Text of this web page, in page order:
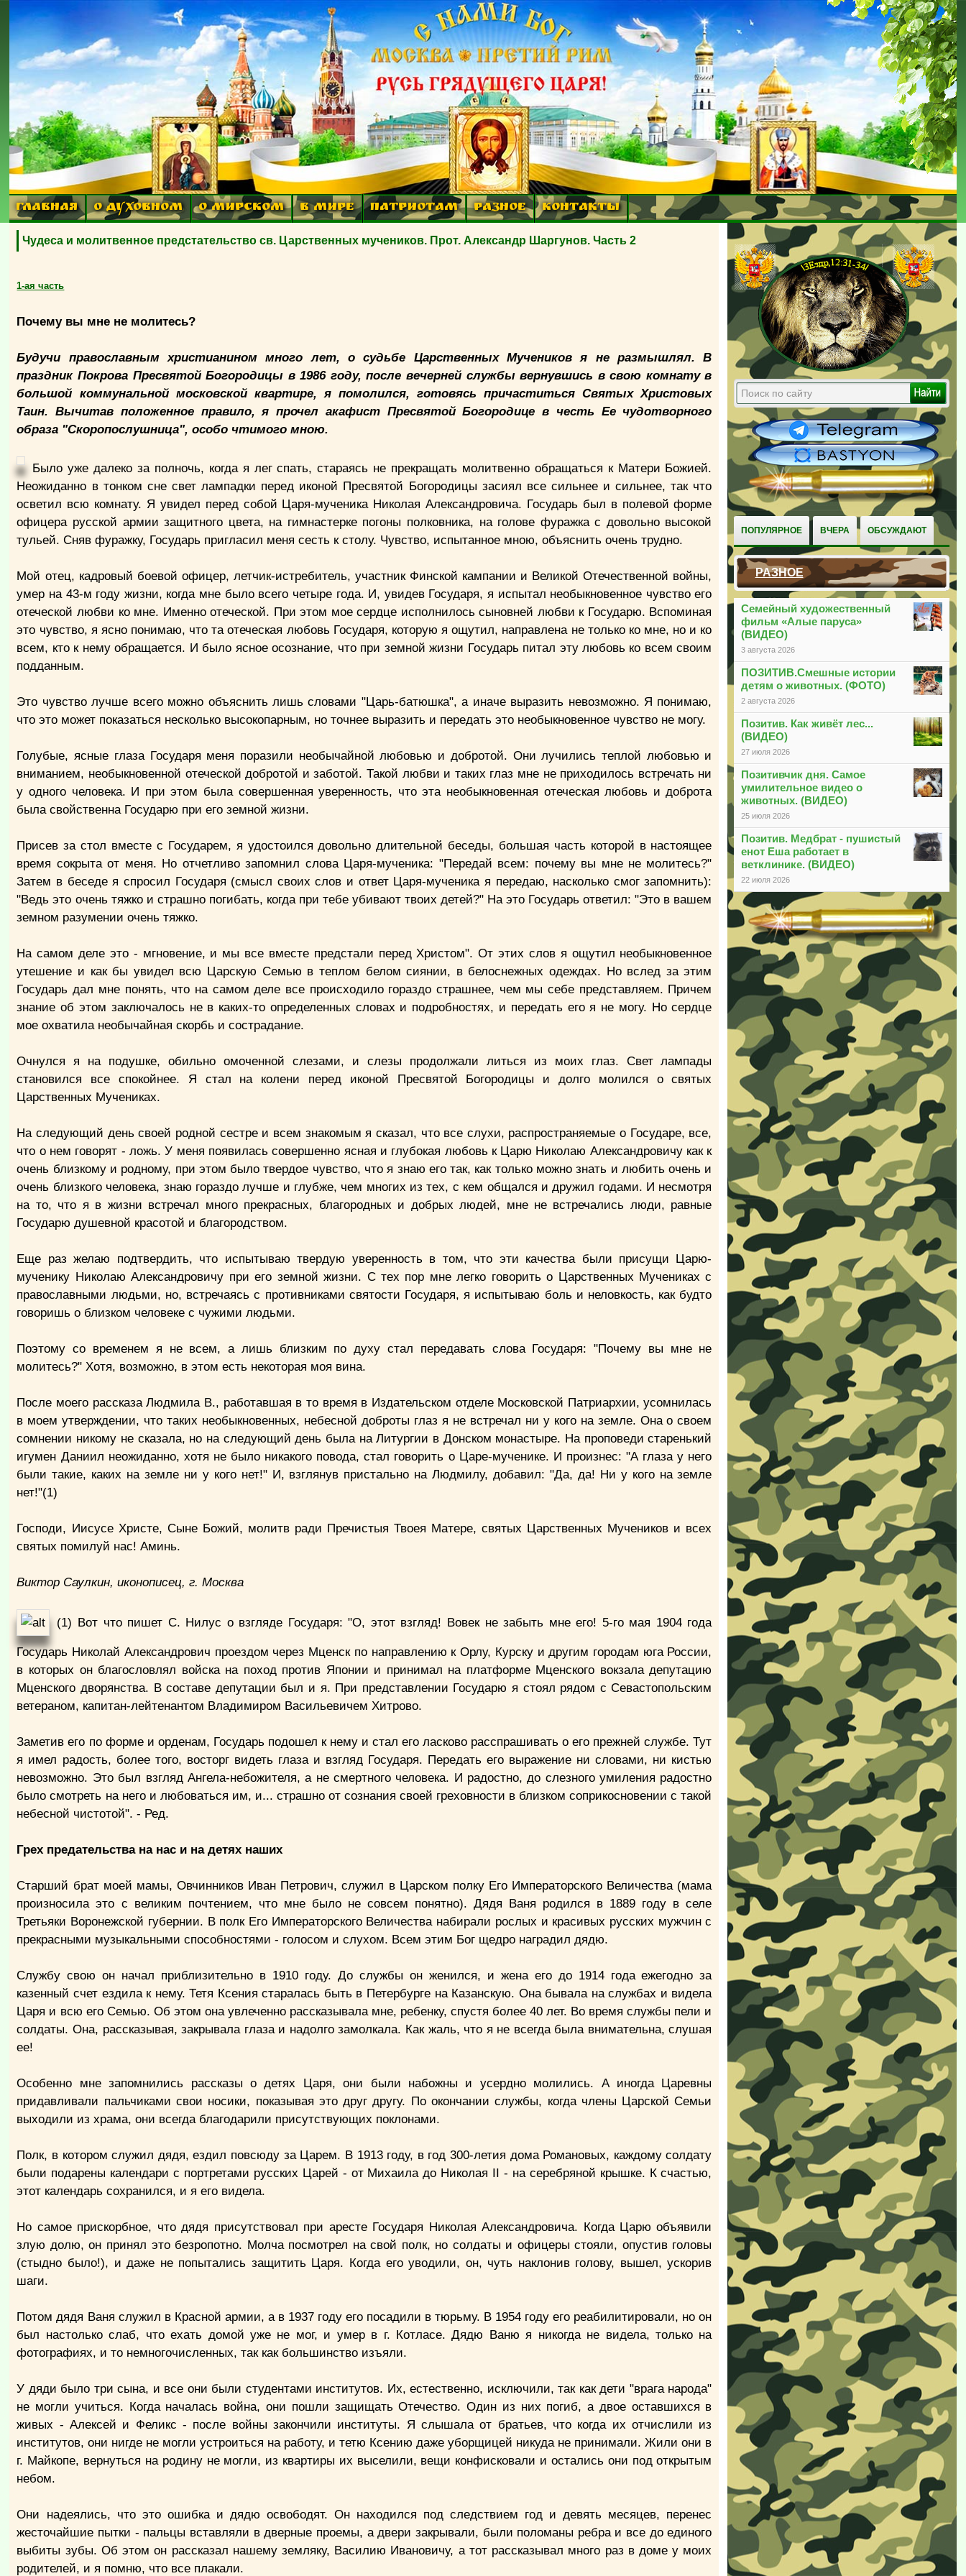
ГЛАВНАЯ О ДУХОВНОМ О МИРСКОМ В МИРЕ ПАТРИОТАМ РАЗНОЕ КОНТАКТЫ
ПОПУЛЯРНОЕ ВЧЕРА ОБСУЖДАЮТ
РАЗНОЕ
Семейный художественный
фильм «Алые паруса»
(ВИДЕО)
3 августа 2026
ПОЗИТИВ.Смешные истории
детям о животных. (ФОТО)
2 августа 2026
Позитив. Как живёт лес...
(ВИДЕО)
27 июля 2026
Позитивчик дня. Самое
умилительное видео о
животных. (ВИДЕО)
25 июля 2026
Позитив. Медбрат - пушистый
енот Еша работает в
ветклинике. (ВИДЕО)
22 июля 2026
Чудеса и молитвенное предстательство св. Царственных мучеников. Прот. Александр Шаргунов. Часть 2
1-ая часть
Почему вы мне не молитесь?
Будучи православным христианином много лет, о судьбе Царственных Мучеников я не размышлял. В
праздник Покрова Пресвятой Богородицы в 1986 году, после вечерней службы вернувшись в свою комнату в
большой коммунальной московской квартире, я помолился, готовясь причаститься Святых Христовых
Таин. Вычитав положенное правило, я прочел акафист Пресвятой Богородице в честь Ее чудотворного
образа "Скоропослушница", особо чтимого мною.
Было уже далеко за полночь, когда я лег спать, стараясь не прекращать молитвенно обращаться к Матери Божией.
Неожиданно в тонком сне свет лампадки перед иконой Пресвятой Богородицы засиял все сильнее и сильнее, так что
осветил всю комнату. Я увидел перед собой Царя-мученика Николая Александровича. Государь был в полевой форме
офицера русской армии защитного цвета, на гимнастерке погоны полковника, на голове фуражка с довольно высокой
тульей. Сняв фуражку, Государь пригласил меня сесть к столу. Чувство, испытанное мною, объяснить очень трудно.
Мой отец, кадровый боевой офицер, летчик-истребитель, участник Финской кампании и Великой Отечественной войны,
умер на 43-м году жизни, когда мне было всего четыре года. И, увидев Государя, я испытал необыкновенное чувство его
отеческой любви ко мне. Именно отеческой. При этом мое сердце исполнилось сыновней любви к Государю. Вспоминая
это чувство, я ясно понимаю, что та отеческая любовь Государя, которую я ощутил, направлена не только ко мне, но и ко
всем, кто к нему обращается. И было ясное осознание, что при земной жизни Государь питал эту любовь ко всем своим
подданным.
Это чувство лучше всего можно объяснить лишь словами "Царь-батюшка", а иначе выразить невозможно. Я понимаю,
что это может показаться несколько высокопарным, но точнее выразить и передать это необыкновенное чувство не могу.
Голубые, ясные глаза Государя меня поразили необычайной любовью и добротой. Они лучились теплой любовью и
вниманием, необыкновенной отеческой добротой и заботой. Такой любви и таких глаз мне не приходилось встречать ни
у одного человека. И при этом была совершенная уверенность, что эта необыкновенная отеческая любовь и доброта
была свойственна Государю при его земной жизни.
Присев за стол вместе с Государем, я удостоился довольно длительной беседы, большая часть которой в настоящее
время сокрыта от меня. Но отчетливо запомнил слова Царя-мученика: "Передай всем: почему вы мне не молитесь?"
Затем в беседе я спросил Государя (смысл своих слов и ответ Царя-мученика я передаю, насколько смог запомнить):
"Ведь это очень тяжко и страшно погибать, когда при тебе убивают твоих детей?" На это Государь ответил: "Это в вашем
земном разумении очень тяжко.
На самом деле это - мгновение, и мы все вместе предстали перед Христом". От этих слов я ощутил необыкновенное
утешение и как бы увидел всю Царскую Семью в теплом белом сиянии, в белоснежных одеждах. Но вслед за этим
Государь дал мне понять, что на самом деле все происходило гораздо страшнее, чем мы себе представляем. Причем
знание об этом заключалось не в каких-то определенных словах и подробностях, и передать его я не могу. Но сердце
мое охватила необычайная скорбь и сострадание.
Очнулся я на подушке, обильно омоченной слезами, и слезы продолжали литься из моих глаз. Свет лампады
становился все спокойнее. Я стал на колени перед иконой Пресвятой Богородицы и долго молился о святых
Царственных Мучениках.
На следующий день своей родной сестре и всем знакомым я сказал, что все слухи, распространяемые о Государе, все,
что о нем говорят - ложь. У меня появилась совершенно ясная и глубокая любовь к Царю Николаю Александровичу как к
очень близкому и родному, при этом было твердое чувство, что я знаю его так, как только можно знать и любить очень и
очень близкого человека, знаю гораздо лучше и глубже, чем многих из тех, с кем общался и дружил годами. И несмотря
на то, что я в жизни встречал много прекрасных, благородных и добрых людей, мне не встречались люди, равные
Государю душевной красотой и благородством.
Еще раз желаю подтвердить, что испытываю твердую уверенность в том, что эти качества были присущи Царю-
мученику Николаю Александровичу при его земной жизни. С тех пор мне легко говорить о Царственных Мучениках с
православными людьми, но, встречаясь с противниками святости Государя, я испытываю боль и неловкость, как будто
говоришь о близком человеке с чужими людьми.
Поэтому со временем я не всем, а лишь близким по духу стал передавать слова Государя: "Почему вы мне не
молитесь?" Хотя, возможно, в этом есть некоторая моя вина.
После моего рассказа Людмила В., работавшая в то время в Издательском отделе Московской Патриархии, усомнилась
в моем утверждении, что таких необыкновенных, небесной доброты глаз я не встречал ни у кого на земле. Она о своем
сомнении никому не сказала, но на следующий день была на Литургии в Донском монастыре. На проповеди старенький
игумен Даниил неожиданно, хотя не было никакого повода, стал говорить о Царе-мученике. И произнес: "А глаза у него
были такие, каких на земле ни у кого нет!" И, взглянув пристально на Людмилу, добавил: "Да, да! Ни у кого на земле
нет!"(1)
Господи, Иисусе Христе, Сыне Божий, молитв ради Пречистыя Твоея Матере, святых Царственных Мучеников и всех
святых помилуй нас! Аминь.
Виктор Саулкин, иконописец, г. Москва
(1) Вот что пишет С. Нилус о взгляде Государя: "О, этот взгляд! Вовек не забыть мне его! 5-го мая 1904 года
Государь Николай Александрович проездом через Мценск по направлению к Орлу, Курску и другим городам юга России,
в которых он благословлял войска на поход против Японии и принимал на платформе Мценского вокзала депутацию
Мценского дворянства. В составе депутации был и я. При представлении Государю я стоял рядом с Севастопольским
ветераном, капитан-лейтенантом Владимиром Васильевичем Хитрово.
Заметив его по форме и орденам, Государь подошел к нему и стал его ласково расспрашивать о его прежней службе. Тут
я имел радость, более того, восторг видеть глаза и взгляд Государя. Передать его выражение ни словами, ни кистью
невозможно. Это был взгляд Ангела-небожителя, а не смертного человека. И радостно, до слезного умиления радостно
было смотреть на него и любоваться им, и... страшно от сознания своей греховности в близком соприкосновении с такой
небесной чистотой". - Ред.
Грех предательства на нас и на детях наших
Старший брат моей мамы, Овчинников Иван Петрович, служил в Царском полку Его Императорского Величества (мама
произносила это с великим почтением, что мне было не совсем понятно). Дядя Ваня родился в 1889 году в селе
Третьяки Воронежской губернии. В полк Его Императорского Величества набирали рослых и красивых русских мужчин с
прекрасными музыкальными способностями - голосом и слухом. Всем этим Бог щедро наградил дядю.
Службу свою он начал приблизительно в 1910 году. До службы он женился, и жена его до 1914 года ежегодно за
казенный счет ездила к нему. Тетя Ксения старалась быть в Петербурге на Казанскую. Она бывала на службах и видела
Царя и всю его Семью. Об этом она увлеченно рассказывала мне, ребенку, спустя более 40 лет. Во время службы пели и
солдаты. Она, рассказывая, закрывала глаза и надолго замолкала. Как жаль, что я не всегда была внимательна, слушая
ее!
Особенно мне запомнились рассказы о детях Царя, они были набожны и усердно молились. А иногда Царевны
придавливали пальчиками свои носики, показывая это друг другу. По окончании службы, когда члены Царской Семьи
выходили из храма, они всегда благодарили присутствующих поклонами.
Полк, в котором служил дядя, ездил повсюду за Царем. В 1913 году, в год 300-летия дома Романовых, каждому солдату
были подарены календари с портретами русских Царей - от Михаила до Николая II - на серебряной крышке. К счастью,
этот календарь сохранился, и я его видела.
Но самое прискорбное, что дядя присутствовал при аресте Государя Николая Александровича. Когда Царю объявили
злую долю, он принял это безропотно. Молча посмотрел на свой полк, но солдаты и офицеры стояли, опустив головы
(стыдно было!), и даже не попытались защитить Царя. Когда его уводили, он, чуть наклонив голову, вышел, ускорив
шаги.
Потом дядя Ваня служил в Красной армии, а в 1937 году его посадили в тюрьму. В 1954 году его реабилитировали, но он
был настолько слаб, что ехать домой уже не мог, и умер в г. Котласе. Дядю Ваню я никогда не видела, только на
фотографиях, и то немногочисленных, так как большинство изъяли.
У дяди было три сына, и все они были студентами институтов. Их, естественно, исключили, так как дети "врага народа"
не могли учиться. Когда началась война, они пошли защищать Отечество. Один из них погиб, а двое оставшихся в
живых - Алексей и Феликс - после войны закончили институты. Я слышала от братьев, что когда их отчислили из
институтов, они нигде не могли устроиться на работу, и тетю Ксению даже уборщицей никуда не принимали. Жили они в
г. Майкопе, вернуться на родину не могли, из квартиры их выселили, вещи конфисковали и остались они под открытым
небом.
Они надеялись, что это ошибка и дядю освободят. Он находился под следствием год и девять месяцев, перенес
жесточайшие пытки - пальцы вставляли в дверные проемы, а двери закрывали, были поломаны ребра и все до единого
выбиты зубы. Об этом он рассказал нашему земляку, Василию Ивановичу, а тот рассказывал много раз в доме у моих
родителей, и я помню, что все плакали.